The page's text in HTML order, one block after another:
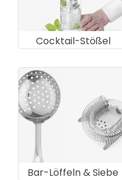
Cocktail-Stößel
Bar-Löffeln & Siebe